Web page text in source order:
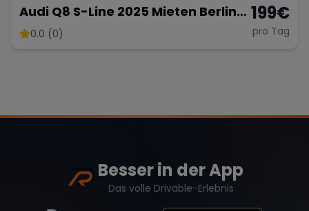
Audi Q8 S-Line 2025 Mieten Berlin⎹
hochzeitauto Mieten⎹
0.0 (0)
199€
pro Tag
Besser in der App
Das volle Drivable-Erlebnis